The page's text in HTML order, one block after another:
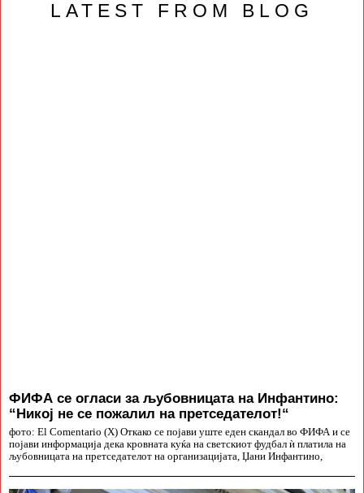
LATEST FROM BLOG
ФИФА се огласи за љубовницата на Инфантино:
“Никој не се пожалил на претседателот!“
фото: El Comentario (X) Откако се појави уште еден скандал во ФИФА и се
појави информација дека кровната куќа на светскиот фудбал ѝ платила на
љубовницата на претседателот на организацијата, Џани Инфантино,